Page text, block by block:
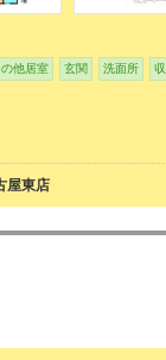
の他居室 玄関 洗面所
屋東店